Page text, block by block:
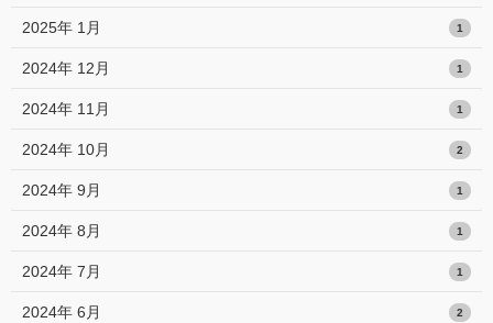
2025年 1月 1
2024年 12月 1
2024年 11月 1
2024年 10月 2
2024年 9月 1
2024年 8月 1
2024年 7月 1
2024年 6月 2